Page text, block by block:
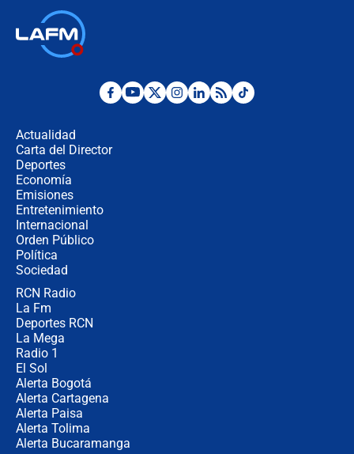
Posesión de Abelardo De La Espriella
Actualidad
Carta del Director
Deportes
Economía
Emisiones
Entretenimiento
Internacional
Orden Público
Política
Sociedad
RCN Radio
La Fm
Deportes RCN
La Mega
Radio 1
El Sol
Alerta Bogotá
Alerta Cartagena
Alerta Paisa
Alerta Tolima
Alerta Bucaramanga